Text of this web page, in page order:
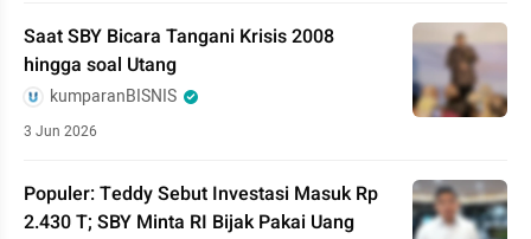
Saat SBY Bicara Tangani Krisis 2008
hingga soal Utang
kumparanBISNIS
3 Jun 2026
Populer: Teddy Sebut Investasi Masuk Rp
2.430 T; SBY Minta RI Bijak Pakai Uang